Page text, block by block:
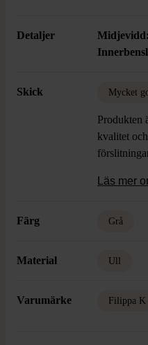
Detaljer Midjevidd:
Skick Mycket
Produkten
kvalitet
Läs mer
Färg Grå
Material Ull
Varumärke Filippa K